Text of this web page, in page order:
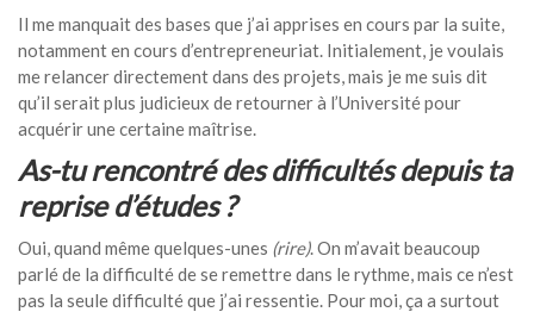
Il me manquait des bases que j’ai apprises en cours par la suite,
notamment en cours d’entrepreneuriat. Initialement, je voulais
me relancer directement dans des projets, mais je me suis dit
qu’il serait plus judicieux de retourner à l’Université pour
acquérir une certaine maîtrise.
As-tu rencontré des difficultés depuis ta
reprise d’études ?
Oui, quand même quelques-unes (rire). On m’avait beaucoup
parlé de la difficulté de se remettre dans le rythme, mais ce n’est
pas la seule difficulté que j’ai ressentie. Pour moi, ça a surtout